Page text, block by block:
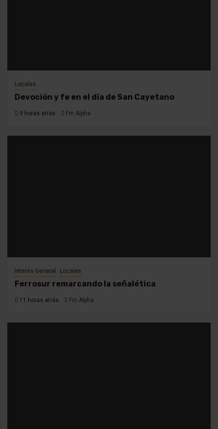
Locales
Devoción y fe en el día de San Cayetano
9 horas atrás Fm Alpha
Interés General Locales
Ferrosur remarcando la señalética
11 horas atrás Fm Alpha